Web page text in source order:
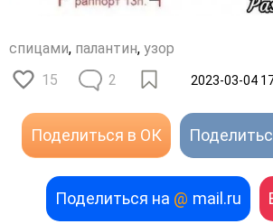
спицами, палантин, узор
15
2 2023-03-04
Поделиться в ОК
Поделиться на @ mail.ru